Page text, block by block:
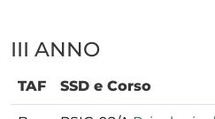
III ANNO
TAF SSD e Corso